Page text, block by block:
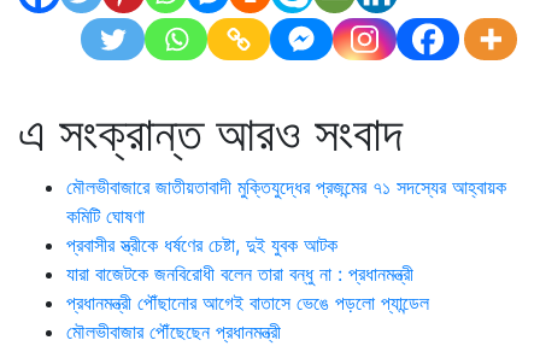
এ সংক্রান্ত আরও সংবাদ
মৌলভীবাজারে জাতীয়তাবাদী মুক্তিযুদ্ধের প্রজন্মের ৭১ সদস্যের আহ্বায়ক
কমিটি ঘোষণা
প্রবাসীর স্ত্রীকে ধর্ষণের চেষ্টা, দুই যুবক আটক
যারা বাজেটকে জনবিরোধী বলেন তারা বন্ধু না : প্রধানমন্ত্রী
প্রধানমন্ত্রী পৌঁছানোর আগেই বাতাসে ভেঙে পড়লো প্যান্ডেল
মৌলভীবাজার পৌঁছেছেন প্রধানমন্ত্রী